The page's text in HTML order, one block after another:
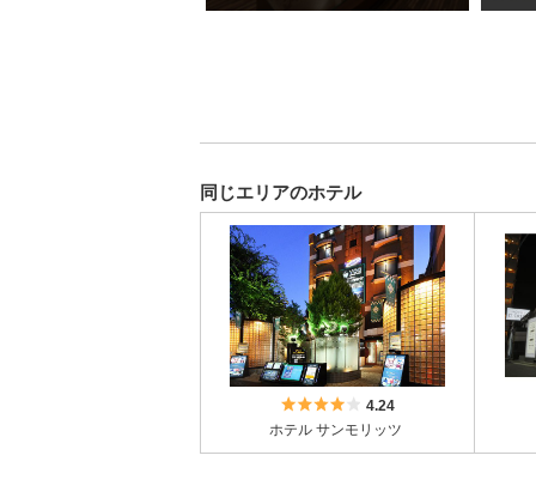
同じエリアのホテル
5つ星のうち4
4.24
ホテル サンモリッツ